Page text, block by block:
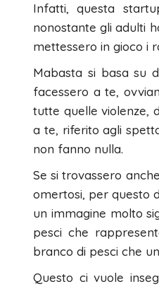
Infatti, questa
nonostante gli adulti
mettessero in gioco i
Mabasta si basa su
facessero a te,
tutte quelle violenze,
a te, riferito agli
non fanno nulla.
Se si trovassero
omertosi, per questo
un immagine molto
pesci che
branco di pesci che
Questo ci vuole